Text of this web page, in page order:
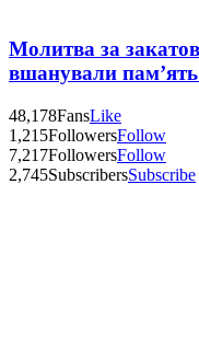
Молитва за
вшанували пам’ять
48,178FansLike
1,215FollowersFollow
7,217FollowersFollow
2,745SubscribersSubscribe